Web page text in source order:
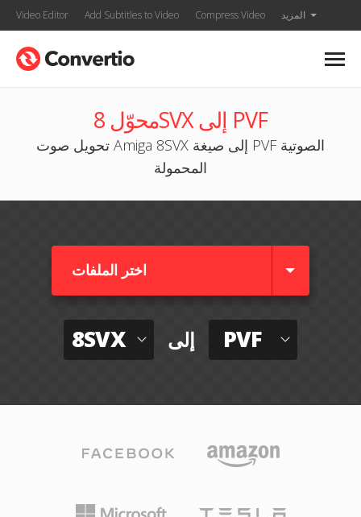
Video Editor Add Subtitles to Video Compress Video المزيد
محوّل 8SVX إلى PVF
تحويل صوت Amiga 8SVX إلى صيغة PVF الصوتية
المحمولة
اختر الملفات
8SVX إلى PVF